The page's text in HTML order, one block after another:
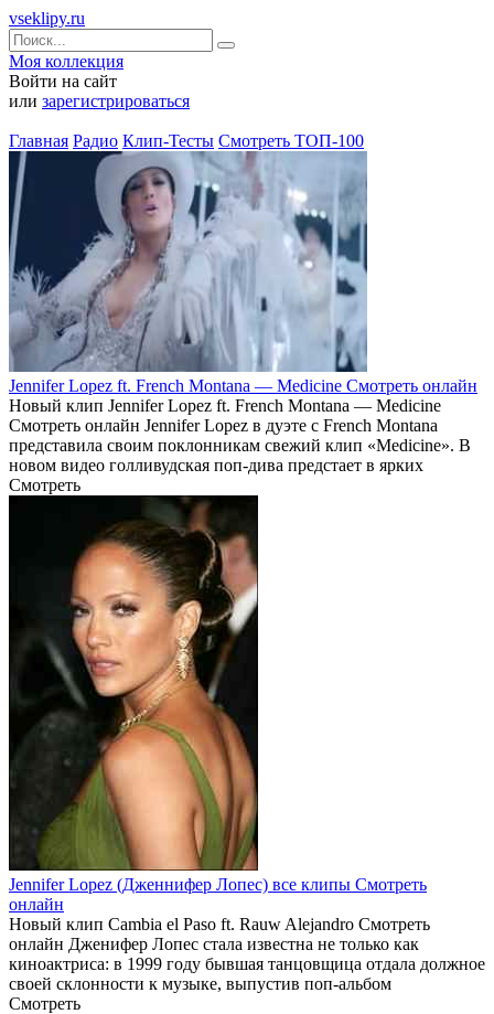
vseklipy.ru
Моя коллекция
Войти на сайт
или зарегистрироваться
Главная Радио Клип-Тесты Смотреть ТОП-100
Jennifer Lopez ft. French Montana — Medicine Смотреть онлайн
Новый клип Jennifer Lopez ft. French Montana — Medicine
Смотреть онлайн Jennifer Lopez в дуэте с French Montana
представила своим поклонникам свежий клип «Medicine». В
новом видео голливудская поп-дива предстает в ярких
Смотреть
Jennifer Lopez (Дженнифер Лопес) все клипы Смотреть
онлайн
Новый клип Cambia el Paso ft. Rauw Alejandro Смотреть
онлайн Дженифер Лопеc стала известна не только как
киноактриса: в 1999 году бывшая танцовщица отдала должное
своей склонности к музыке, выпустив поп-альбом
Смотреть